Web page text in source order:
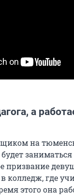
а
на
будет
призвание
колледж, где
этого она